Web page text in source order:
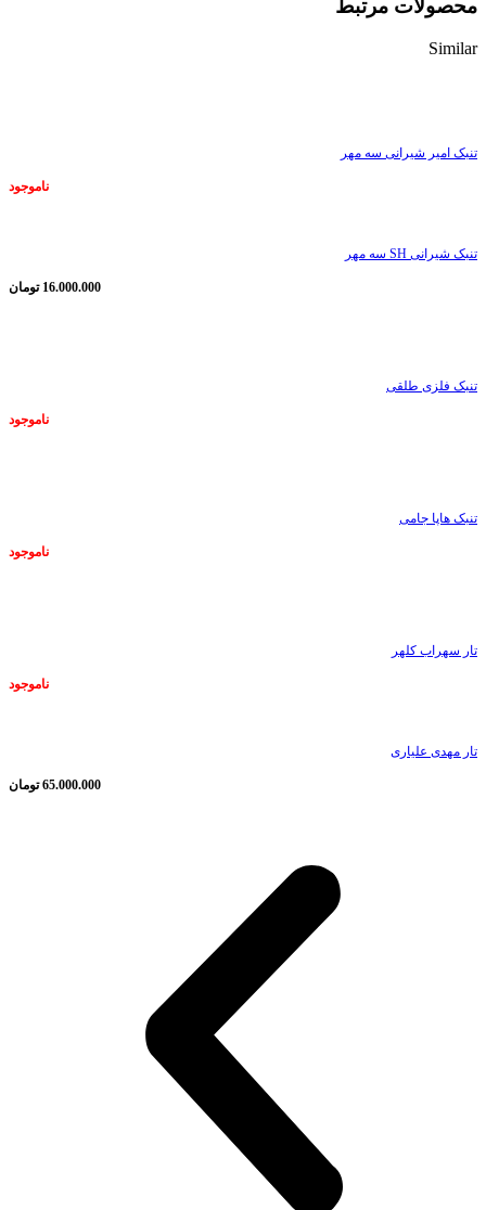
محصولات مرتبط
Similar
تنبک امیر شیرانی سه مهر
ناموجود
تنبک شیرانی SH سه مهر
16.000.000 تومان
تنبک فلزی طلقی
ناموجود
تنبک هاپا جامی
ناموجود
تار سهراب کلهر
ناموجود
تار مهدی علیاری
65.000.000 تومان